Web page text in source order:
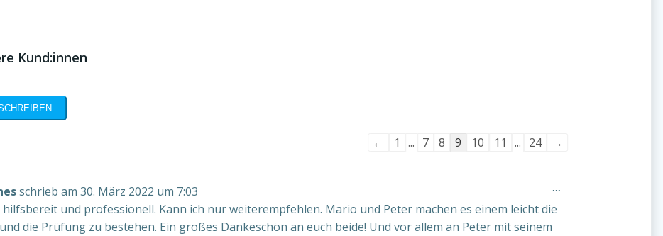
Kund:innen
Navigation
← 1 ... 7 8 9 10 11 ... 24
→
schrieb am 30. März 2022 um 7:03
und professionell. Kann ich nur weiterempfehlen. Mario und Peter machen es einem leicht die
die Prüfung zu bestehen. Ein großes Dankeschön an euch beide! Und vor allem an Peter mit seinem
...